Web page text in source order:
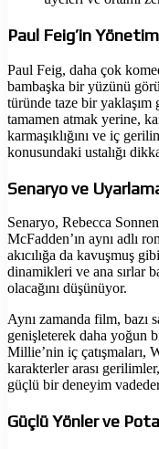
Paul Feig’in
Paul Feig, daha çok
bambaşka bir yüzünü
türünde taze bir
tamamen atmak yerine,
karmaşıklığını ve iç
konusundaki ustalığı
Senaryo ve
Senaryo, Rebecca
McFadden’ın aynı adlı
akıcılığa da kavuşmuş
dinamikleri ve ana sırlar
olacağını düşünüyor.
Aynı zamanda film, bazı
genişleterek daha yoğun
Millie’nin iç çatışmaları,
karakterler arası
güçlü bir deneyim
Güçlü Yönler ve